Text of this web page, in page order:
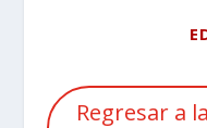
Regresar a